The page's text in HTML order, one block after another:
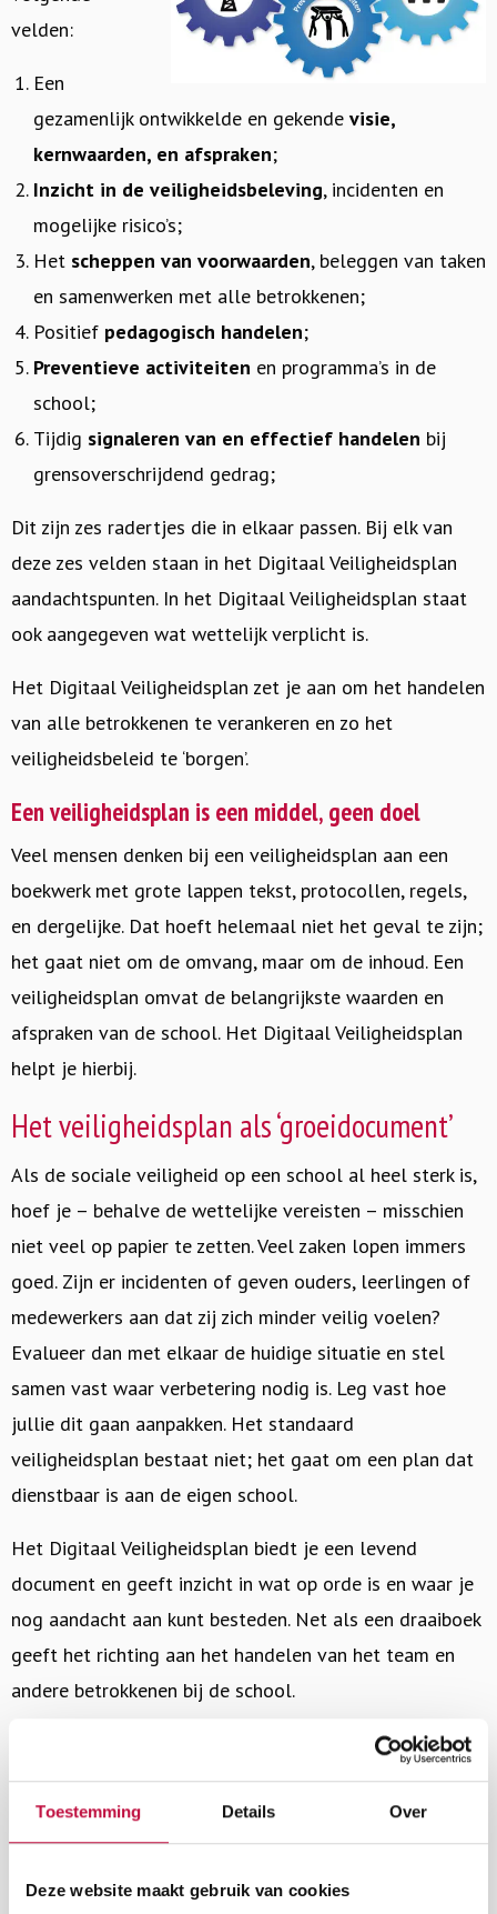
Toestemming Details Over
Deze website maakt gebruik van cookies
velden:
Een
gezamenlijk ontwikkelde en gekende visie,
kernwaarden, en afspraken;
Inzicht in de veiligheidsbeleving, incidenten en
mogelijke risico’s;
Het scheppen van voorwaarden, beleggen van taken
en samenwerken met alle betrokkenen;
Positief pedagogisch handelen;
Preventieve activiteiten en programma’s in de
school;
Tijdig signaleren van en effectief handelen bij
grensoverschrijdend gedrag;
Dit zijn zes radertjes die in elkaar passen. Bij elk van
deze zes velden staan in het Digitaal Veiligheidsplan
aandachtspunten. In het Digitaal Veiligheidsplan staat
ook aangegeven wat wettelijk verplicht is.
Het Digitaal Veiligheidsplan zet je aan om het handelen
van alle betrokkenen te verankeren en zo het
veiligheidsbeleid te ‘borgen’.
Een veiligheidsplan is een middel, geen doel
Veel mensen denken bij een veiligheidsplan aan een
boekwerk met grote lappen tekst, protocollen, regels,
en dergelijke. Dat hoeft helemaal niet het geval te zijn;
het gaat niet om de omvang, maar om de inhoud. Een
veiligheidsplan omvat de belangrijkste waarden en
afspraken van de school. Het Digitaal Veiligheidsplan
helpt je hierbij.
Het veiligheidsplan als ‘groeidocument’
Als de sociale veiligheid op een school al heel sterk is,
hoef je – behalve de wettelijke vereisten – misschien
niet veel op papier te zetten. Veel zaken lopen immers
goed. Zijn er incidenten of geven ouders, leerlingen of
medewerkers aan dat zij zich minder veilig voelen?
Evalueer dan met elkaar de huidige situatie en stel
samen vast waar verbetering nodig is. Leg vast hoe
jullie dit gaan aanpakken. Het standaard
veiligheidsplan bestaat niet; het gaat om een plan dat
dienstbaar is aan de eigen school.
Het Digitaal Veiligheidsplan biedt je een levend
document en geeft inzicht in wat op orde is en waar je
nog aandacht aan kunt besteden. Net als een draaiboek
geeft het richting aan het handelen van het team en
andere betrokkenen bij de school.
En een goed draaiboek moet je regelmatig raadplegen,
aanpassen en bijstellen. Het is namelijk een
misverstand te denken dat het hebben van een mooi
veiligheidsplan garant staat voor een sociaal veilige
school.